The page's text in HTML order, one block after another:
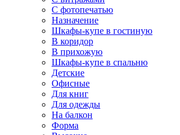
С фотопечатью
Назначение
Шкафы-купе в гостиную
В коридор
В прихожую
Шкафы-купе в спальню
Детские
Офисные
Для книг
Для одежды
На балкон
Форма